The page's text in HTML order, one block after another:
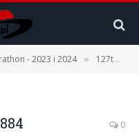
- 2023 i 2024 » 127th Boston Marathon – 17.04.2023 r. [1 część – Podróż, Expo, Fan Fest]
0